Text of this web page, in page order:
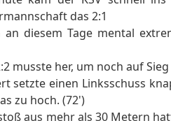
das 2:1
an diesem Tage mental
musste her, um noch auf
setzte einen Linksschuss
zu hoch. (72')
aus mehr als 30 Metern